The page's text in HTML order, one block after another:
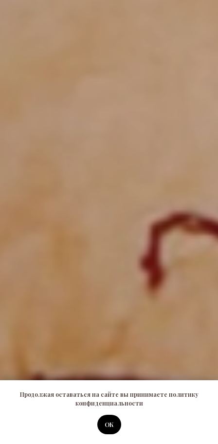
Продолжая оставаться на сайте вы принимаете политику
конфиденциальности
ОК